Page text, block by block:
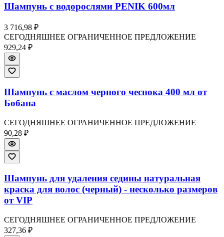
Шампунь с водорослями PENIK 600мл
3 716,98 ₽
СЕГОДНЯШНЕЕ ОГРАНИЧЕННОЕ ПРЕДЛОЖЕНИЕ
929,24 ₽
Шампунь с маслом черного чеснока 400 мл от
Бобана
СЕГОДНЯШНЕЕ ОГРАНИЧЕННОЕ ПРЕДЛОЖЕНИЕ
90,28 ₽
Шампунь для удаления седины натуральная
краска для волос (черный) - несколько размеров
от VIP
СЕГОДНЯШНЕЕ ОГРАНИЧЕННОЕ ПРЕДЛОЖЕНИЕ
327,36 ₽